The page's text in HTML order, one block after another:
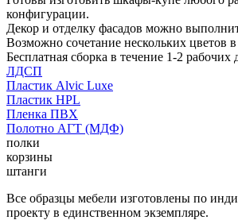
конфигурации.
Декор и отделку фасадов можно
Возможно сочетание нескольких цветов
Бесплатная сборка в течение 1-2 рабочих
ЛДСП
Пластик Alvic Luxe
Пластик HPL
Пленка ПВХ
Полотно АГТ (МДФ)
полки
корзины
штанги
Все образцы мебели изготовлены по
проекту в единственном экземпляре.